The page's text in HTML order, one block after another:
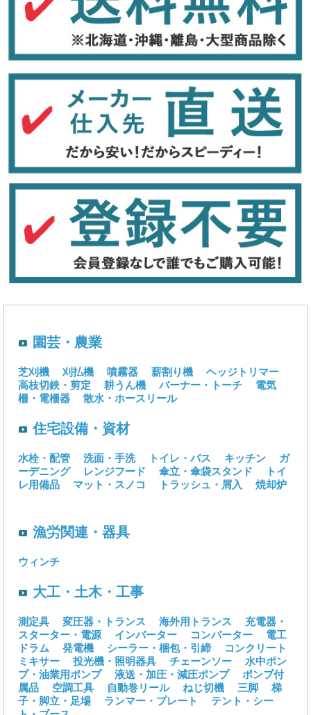
園芸・農業
芝刈機 刈払機 噴霧器 薪割り機
ヘッジトリマー
高枝切鋏・剪定
耕うん機 バーナー・トーチ
電気
柵・電柵器
散水・ホースリール
住宅設備・資材
水栓・配管 洗面・手洗 トイレ・バス キッチン
ガ
ーデニング
レンジフード 傘立・傘袋スタンド
トイ
レ用備品
マット・スノコ トラッシュ・屑入 焼却炉
漁労関連・器具
ウィンチ
大工・土木・工事
測定具 変圧器・トランス 海外用トランス
充電器・
スターター・電源
インバーター コンバーター
電工
ドラム
発電機 シーラー・梱包・引締
コンクリート
ミキサー
投光機・照明器具 チェーンソー
水中ポン
プ・油業用ポンプ
液送・加圧・減圧ポンプ
ポンプ付
属品
空調工具 自動巻リール ねじ切機 三脚
梯
子・脚立・足場
ランマー・プレート
テント・シー